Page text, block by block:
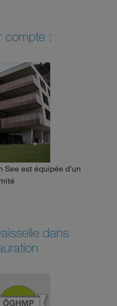
compte :
See est équipée d’un
dans